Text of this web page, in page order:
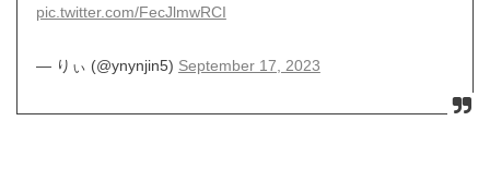
pic.twitter.com/FecJlmwRCI
— りぃ (@ynynjin5) September 17, 2023